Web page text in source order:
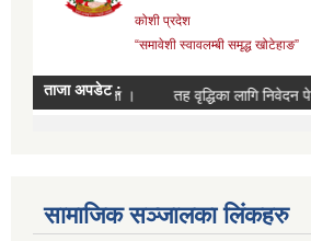
सामाजिक सञ्जालका लिंकहरु